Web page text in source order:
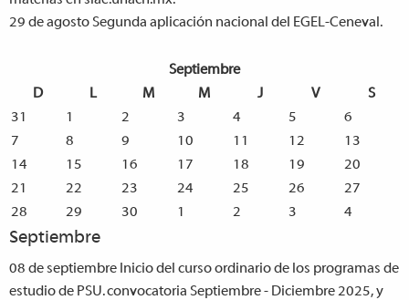
29 de agostoSegunda aplicación nacional del EGEL-Ceneval.
Septiembre
D
L M M J V
S
31
1 2 3 4 5
6
7
8 9 10 11 12
13
14
15 16 17 18 19
20
21
22 23 24 25 26
27
28
29 30 1 2 3 4
Septiembre
08 de septiembre Inicio del curso ordinario de los programas de
estudio de PSU. convocatoria Septiembre - Diciembre 2025, y